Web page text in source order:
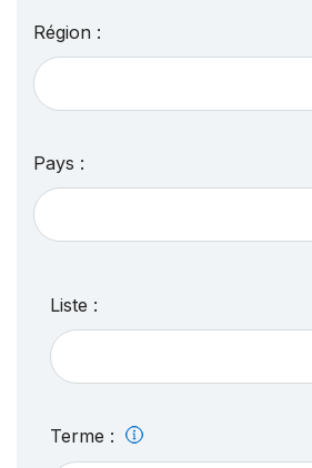
Région :
Pays :
Liste :
Terme :